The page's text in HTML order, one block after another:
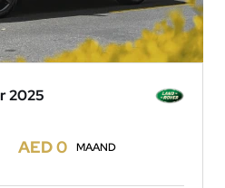
2025
AED 0 MAAND